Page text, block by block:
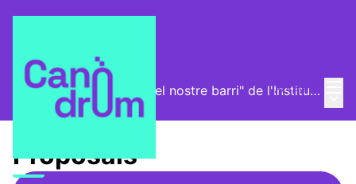
Log inExposició "La història del nostre barri" de l'Institut l'Alzina
Proposals
Proposals